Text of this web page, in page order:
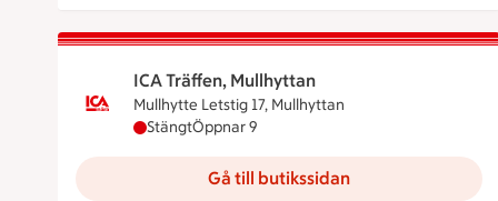
ICA Träffen, Mullhyttan
Mullhytte Letstig 17, Mullhyttan
ICA Träffen, Mullhyttan har stängt, öppnar
StängtÖppnar 9
Gå till butikssidan